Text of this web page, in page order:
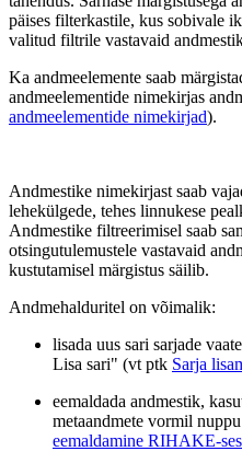
päises filterkastile, kus sobivale
valitud filtrile vastavaid
Ka andmeelemente saab
andmeelementide nimekirjas
andmeelementide nimekirjad).
Andmestike nimekirjast saab
lehekülgede, tehes linnukese
Andmestike filtreerimisel saab
otsingutulemustele vastavaid
kustutamisel märgistus säilib.
Andmehalduritel on võimalik:
lisada uus sari sarjade
Lisa sari" (vt ptk Sarja
eemaldada andmestik,
metaandmete vormil
eemaldamine RIHAKE-